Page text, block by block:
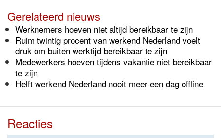
Gerelateerd nieuws
Werknemers hoeven niet altijd bereikbaar te zijn
Ruim twintig procent van werkend Nederland voelt
druk om buiten werktijd bereikbaar te zijn
Medewerkers hoeven tijdens vakantie niet bereikbaar
te zijn
Helft werkend Nederland nooit meer een dag offline
Reacties